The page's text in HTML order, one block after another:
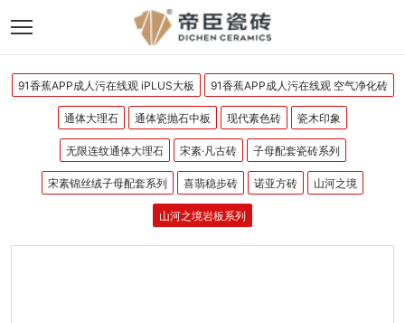
91香蕉APP成人污在线观 iPLUS大板 91香蕉APP成人污在线观 空气净化砖
通体大理石 通体瓷抛石中板 现代素色砖 瓷木印象
无限连纹通体大理石 宋素·凡古砖 子母配套瓷砖系列
宋素锦丝绒子母配套系列 喜翡稳步砖 诺亚方砖 山河之境
山河之境岩板系列